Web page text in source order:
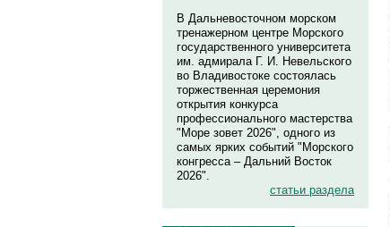
В Дальневосточном морском
тренажерном центре Морского
государственного университета
им. адмирала Г. И. Невельского
во Владивостоке состоялась
торжественная церемония
открытия конкурса
профессионального мастерства
"Море зовет 2026", одного из
самых ярких событий "Морского
конгресса – Дальний Восток
2026".
статьи раздела